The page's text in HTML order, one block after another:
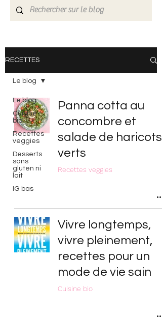
RECETTES
Le blog
Cuisine
bio
Recettes
veggies
Desserts
sans
gluten ni
lait
IG bas
Le blog
Panna cotta au
concombre et
salade de haricots
verts
Recettes veggies
Vivre longtemps,
vivre pleinement,
recettes pour un
mode de vie sain
Cuisine bio